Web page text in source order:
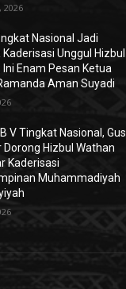
2026
Nasional Jadi
Unggul Hizbul
Ini Enam Pesan Ketua
Aman Suyadi
V Tingkat Nasional, Gus
Dorong Hizbul Wathan
Kaderisasi
Muhammadiyah